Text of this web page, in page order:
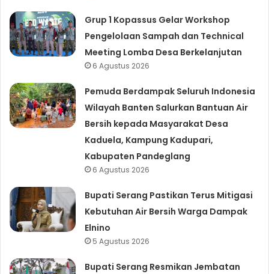
Grup 1 Kopassus Gelar Workshop
Pengelolaan Sampah dan Technical
Meeting Lomba Desa Berkelanjutan
6 Agustus 2026
Pemuda Berdampak Seluruh Indonesia
Wilayah Banten Salurkan Bantuan Air
Bersih kepada Masyarakat Desa
Kaduela, Kampung Kadupari,
Kabupaten Pandeglang
6 Agustus 2026
Bupati Serang Pastikan Terus Mitigasi
Kebutuhan Air Bersih Warga Dampak
Elnino
5 Agustus 2026
Bupati Serang Resmikan Jembatan